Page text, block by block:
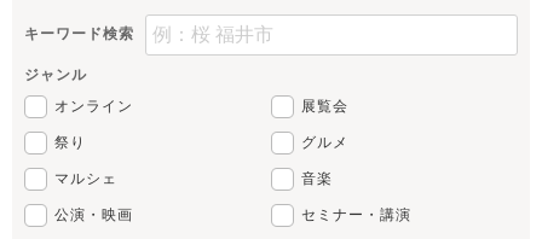
キーワード検索
ジャンル
オンライン
展覧会
祭り グルメ
マルシェ 音楽
公演・映画 セミナー・講演